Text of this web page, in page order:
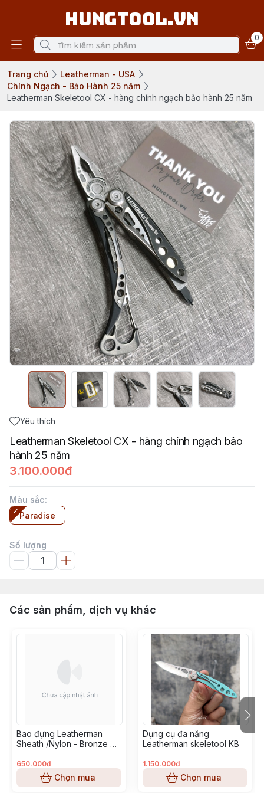
Hungtool.vn
0
Trang chủ
Leatherman - USA
Chính Ngạch - Bảo Hành 25 năm
Leatherman Skeletool CX - hàng chính ngạch bảo hành 25 năm
Yêu thích
Leatherman Skeletool CX - hàng chính ngạch bảo
hành 25 năm
3.100.000đ
Màu sắc:
Paradise
Số lượng
Các sản phẩm, dịch vụ khác
Bao đựng Leatherman
Sheath /Nylon - Bronze mã
650.000đ
Chọn mua
Dụng cụ đa năng
Leatherman skeletool KB
1.150.000đ
Chọn mua